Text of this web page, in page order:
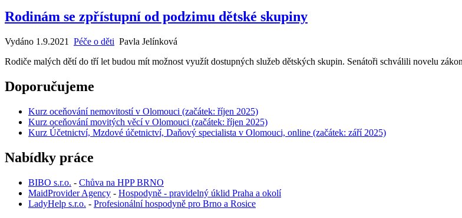
Rodinám se zpřístupní od podzimu dětské skupiny
Vydáno 1.9.2021 Péče o děti Pavla Jelínková
Rodiče malých dětí do tří let budou mít možnost využít dostupných služeb dětských skupin. Senátoři schválili novelu
Doporučujeme
Kurz oceňování nemovitostí v Olomouci (začátek: říjen 2025)
Kurz oceňování movitých věcí v Olomouci (začátek: říjen 2025)
Kurz Účetnictví, Mzdové účetnictví, Daňový specialista v Olomouci, online (začátek: září 2025)
Nabídky práce
BIBO s.r.o. - Chůva na HPP BRNO
MaidProvider Agency - Hospodyně - pravidelný úklid Praha a okolí
LadyHelp s.r.o. - Profesionální hospodyně pro Brno a Rosice